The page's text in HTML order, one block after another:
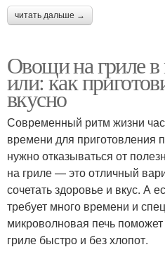
читать дальше →
Овощи на гриле
или: как
вкусно
Современный ритм жизни
времени для приготовления
нужно отказываться от
на гриле — это отличный
сочетать здоровье и вкус. А
требует много времени и
микроволновая печь
гриле быстро и без хлопот.